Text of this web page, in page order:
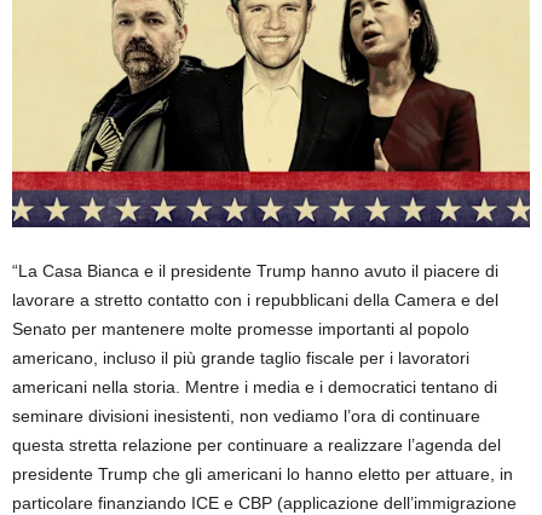
“La Casa Bianca e il presidente Trump hanno avuto il piacere di
lavorare a stretto contatto con i repubblicani della Camera e del
Senato per mantenere molte promesse importanti al popolo
americano, incluso il più grande taglio fiscale per i lavoratori
americani nella storia. Mentre i media e i democratici tentano di
seminare divisioni inesistenti, non vediamo l’ora di continuare
questa stretta relazione per continuare a realizzare l’agenda del
presidente Trump che gli americani lo hanno eletto per attuare, in
particolare finanziando ICE e CBP (applicazione dell’immigrazione